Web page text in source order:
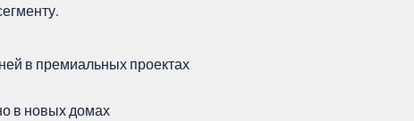
в премиальных проектах
в новых домах